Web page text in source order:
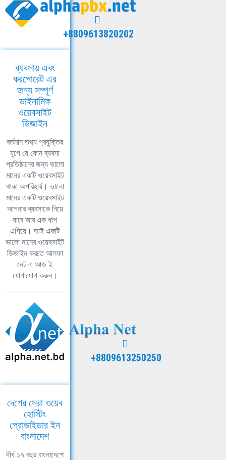
+8809613820202
ব্যবসায় এবং
করপোরেট এর
জন্য সম্পূর্ণ
ডাইনামিক
ওয়েবসাইট
ডিজাইন
বর্তমান তথ্য প্রযুক্তির
যুগে যে কোন ব্যবসা
প্রতিষ্ঠানের জন্য ভালো
মানের একটি ওয়েবসাইট
থাকা অপরিহার্য। ভালো
মানের একটি ওয়েবসাইট
আপনার ব্যবসাকে নিয়ে
যাবে আর এক ধাপ
এগিয়ে। তাই একটি
ভালো মানের ওয়েবসাইট
ডিজাইন করতে আলফা
নেট এ আজ ই
যোগাযোগ করুন।
+8809613250250
দেশের সেরা ওয়েব
হোস্টিং
প্রোভাইডার ইন
বাংলাদেশ
দীর্ঘ ১৭ বছর বাংলাদেশে